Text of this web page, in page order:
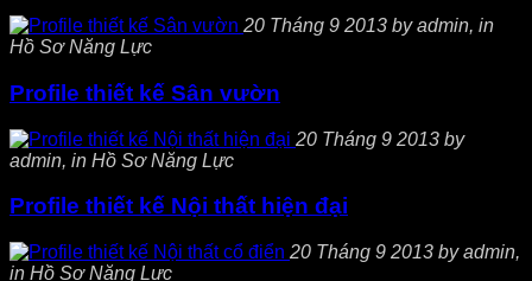
20 Tháng 9 2013 by admin, in
Hồ Sơ Năng Lực
Profile thiết kế Sân vườn
20 Tháng 9 2013 by
admin, in Hồ Sơ Năng Lực
Profile thiết kế Nội thất hiện đại
20 Tháng 9 2013 by admin,
in Hồ Sơ Năng Lực